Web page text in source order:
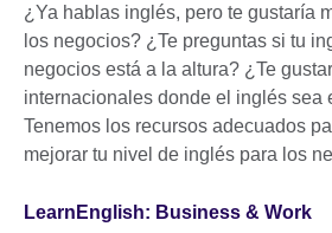
¿Ya hablas inglés, pero te gustaría
los negocios? ¿Te preguntas si tu
negocios está a la altura? ¿Te
internacionales donde el inglés sea
Tenemos los recursos adecuados
mejorar tu nivel de inglés para los
LearnEnglish: Business & Work